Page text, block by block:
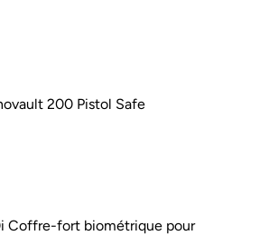
200 Pistol Safe
Coffre-fort biométrique pour